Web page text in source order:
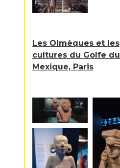
Les Olmèques et les
cultures du Golfe du
Mexique, Paris